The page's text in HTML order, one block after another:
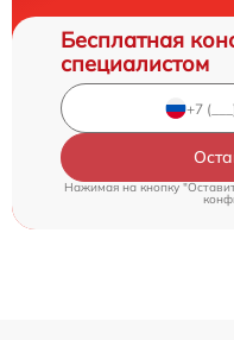
Бесплатная
специалистом
Нажимая на кнопку